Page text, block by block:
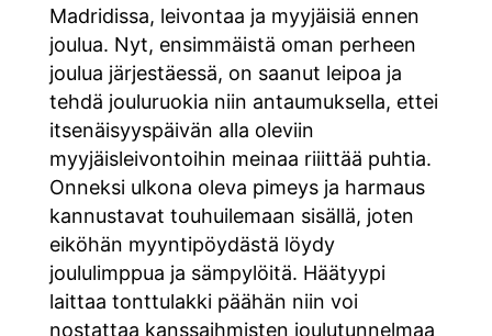
Madridissa, leivontaa ja myyjäisiä ennen
joulua. Nyt, ensimmäistä oman perheen
joulua järjestäessä, on saanut leipoa ja
tehdä jouluruokia niin antaumuksella, ettei
itsenäisyyspäivän alla oleviin
myyjäisleivontoihin meinaa riiittää puhtia.
Onneksi ulkona oleva pimeys ja harmaus
kannustavat touhuilemaan sisällä, joten
eiköhän myyntipöydästä löydy
joululimppua ja sämpylöitä. Häätyypi
laittaa tonttulakki päähän niin voi
nostattaa kanssaihmisten joulutunnelmaa